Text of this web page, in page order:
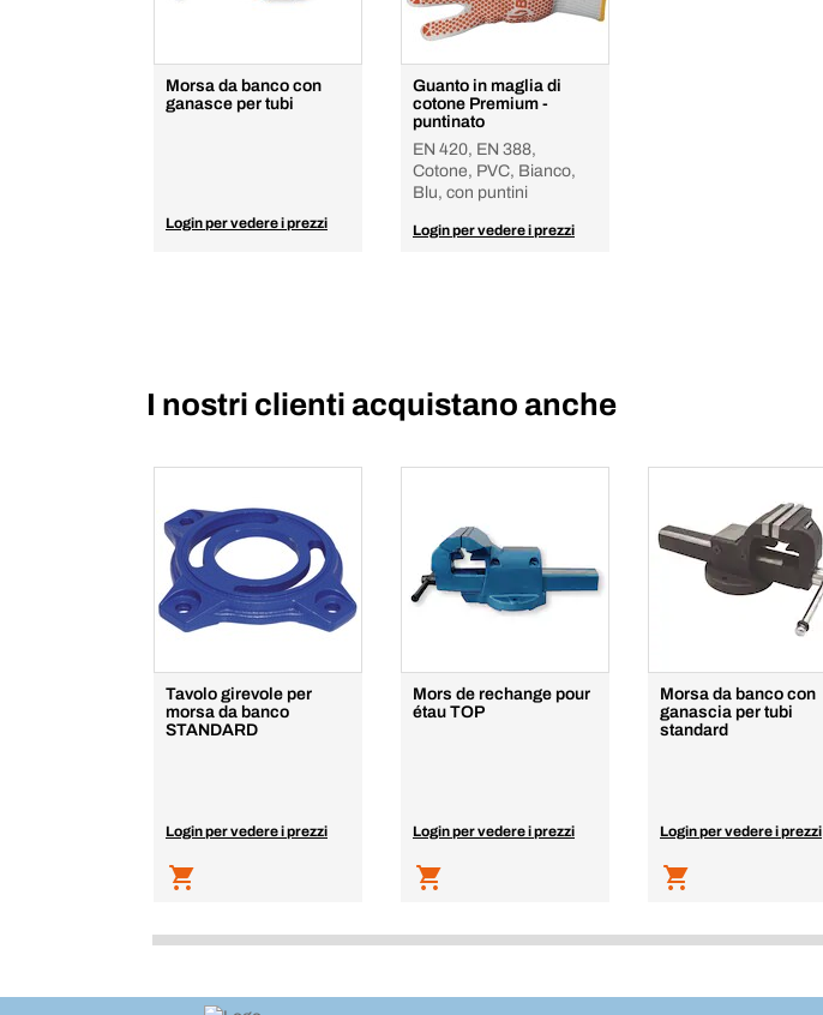
Morsa da banco con
ganasce per tubi
Login per vedere i prezzi
Guanto in maglia di
cotone Premium -
puntinato
EN 420, EN 388,
Cotone, PVC, Bianco,
Blu, con puntini
Login per vedere i prezzi
I nostri clienti acquistano anche
Tavolo girevole per
morsa da banco
STANDARD
Login per vedere i prezzi
Mors de rechange pour
étau TOP
Login per vedere i prezzi
Morsa da banco con
ganascia per tubi
standard
Login per vedere i prezzi